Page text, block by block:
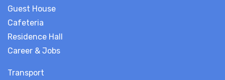
Guest House
Cafeteria
Residence Hall
Career & Jobs
Transport